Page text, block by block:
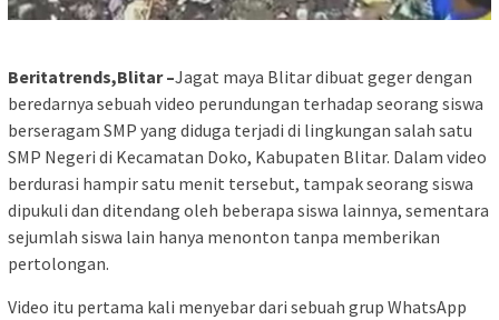
Beritatrends,Blitar –Jagat maya Blitar dibuat geger dengan
beredarnya sebuah video perundungan terhadap seorang siswa
berseragam SMP yang diduga terjadi di lingkungan salah satu
SMP Negeri di Kecamatan Doko, Kabupaten Blitar. Dalam video
berdurasi hampir satu menit tersebut, tampak seorang siswa
dipukuli dan ditendang oleh beberapa siswa lainnya, sementara
sejumlah siswa lain hanya menonton tanpa memberikan
pertolongan.
Video itu pertama kali menyebar dari sebuah grup WhatsApp